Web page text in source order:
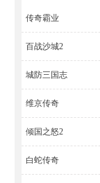
传奇霸业
百战沙城2
城防三国志
维京传奇
倾国之怒2
白蛇传奇